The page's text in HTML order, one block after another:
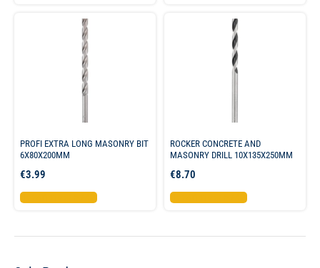
PROFI EXTRA LONG MASONRY BIT
6X80X200MM
€3.99
Προσθήκη στο καλάθι
ROCKER CONCRETE AND
MASONRY DRILL 10X135X250MM
€8.70
Προσθήκη στο καλάθι